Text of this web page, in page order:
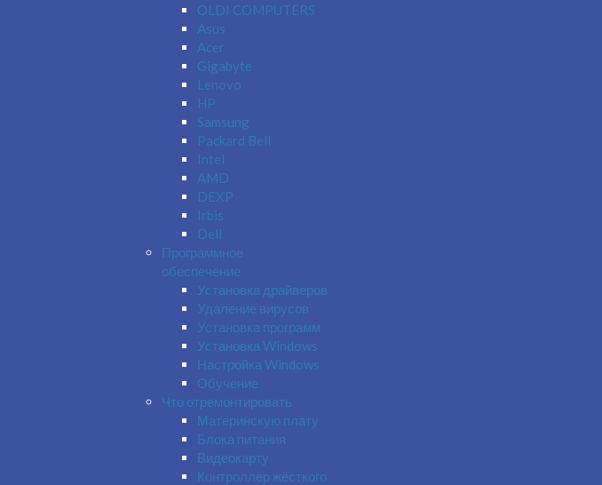
OLDI COMPUTERS
Asus
Acer
Gigabyte
Lenovo
HP
Samsung
Packard Bell
Intel
AMD
DEXP
Irbis
Dell
Программное
обеспечение
Установка драйверов
Удаление вирусов
Установка программ
Установка Windows
Настройка Windows
Обучение
Что отремонтировать
Материнскую плату
Блока питания
Видеокарту
Контроллер жёсткого